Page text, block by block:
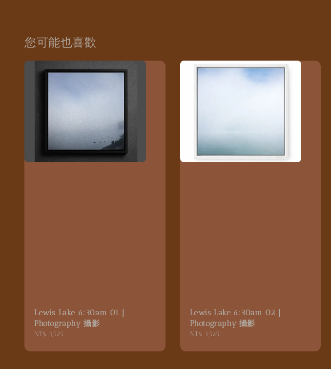
您可能也喜歡
Lewis Lake 6:30am 01｜
Photography 攝影
Regular
NT$ 3,525
Lewis Lake 6:30am 02｜
Photography 攝影
Regular
NT$ 3,525